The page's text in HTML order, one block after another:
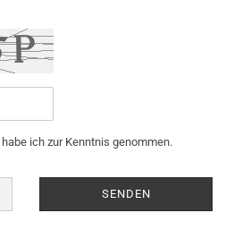
habe ich zur Kenntnis genommen.
SENDEN